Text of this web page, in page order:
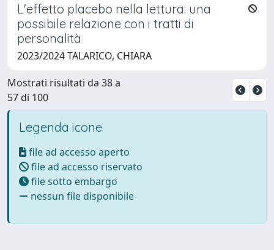
L'effetto placebo nella lettura: una
possibile relazione con i tratti di
personalità
2023/2024 TALARICO, CHIARA
Mostrati risultati da 38 a
57 di 100
Legenda icone
file ad accesso aperto
file ad accesso riservato
file sotto embargo
nessun file disponibile